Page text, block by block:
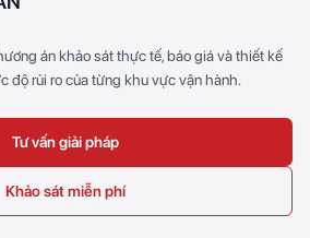
án khảo sát thực tế, báo giá và thiết kế
độ rủi ro của từng khu vực vận hành.
Tư vấn giải pháp
Khảo sát miễn phí